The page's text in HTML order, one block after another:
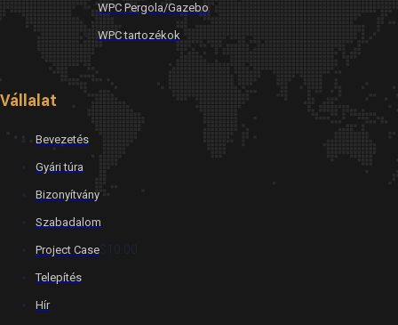
WPC Pergola/Gazebo
WPC tartozékok
Vállalat
Bevezetés
Gyári túra
Bizonyítvány
Szabadalom
Project Case$10.00
Telepítés
Hír